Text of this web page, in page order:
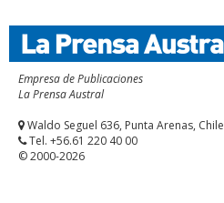
Empresa de Publicaciones
La Prensa Austral
Waldo Seguel 636, Punta Arenas, Chile
Tel. +56.61 220 40 00
© 2000-2026